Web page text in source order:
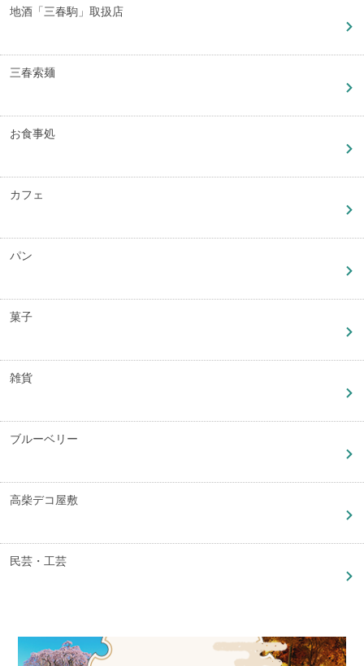
地酒「三春駒」取扱店
三春索麺
お食事処
カフェ
パン
菓子
雑貨
ブルーベリー
高柴デコ屋敷
民芸・工芸